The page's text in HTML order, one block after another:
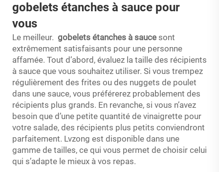
gobelets étanches à sauce pour
vous
Le meilleur. gobelets étanches à sauce sont
extrêmement satisfaisants pour une personne
affamée. Tout d’abord, évaluez la taille des récipients
à sauce que vous souhaitez utiliser. Si vous trempez
régulièrement des frites ou des nuggets de poulet
dans une sauce, vous préférerez probablement des
récipients plus grands. En revanche, si vous n’avez
besoin que d’une petite quantité de vinaigrette pour
votre salade, des récipients plus petits conviendront
parfaitement. Lvzong est disponible dans une
gamme de tailles, ce qui vous permet de choisir celui
qui s’adapte le mieux à vos repas.